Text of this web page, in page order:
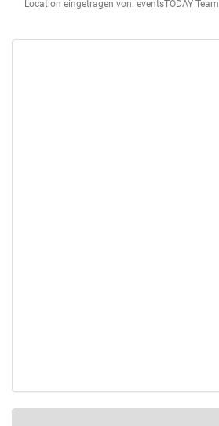
Location eingetragen von: eventsTODAY Team